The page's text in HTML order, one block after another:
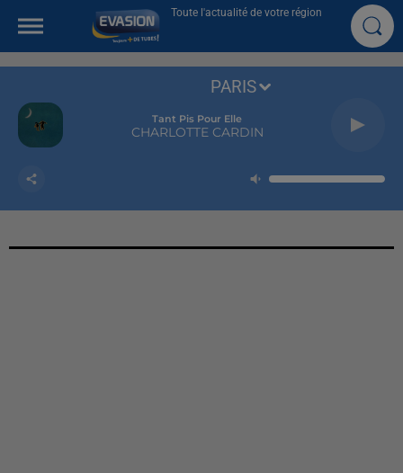
Toute l'actualité de votre région
Tant Pis Pour Elle
CHARLOTTE CARDIN
PARIS